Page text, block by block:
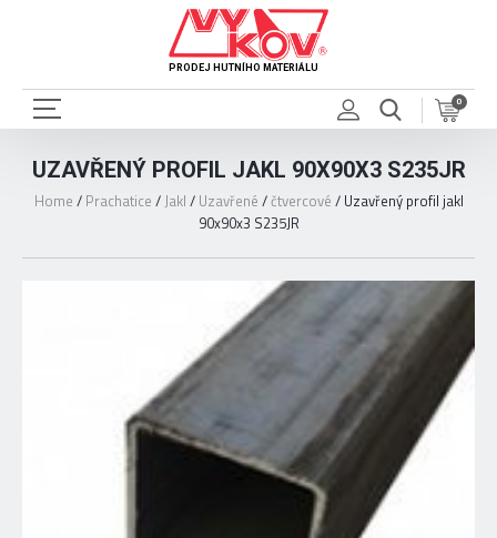
PRODEJ HUTNÍHO MATERIÁLU
0
UZAVŘENÝ PROFIL JAKL 90X90X3 S235JR
Home / Prachatice /Jakl / Uzavřené /čtvercové / Uzavřený profil jakl
90x90x3 S235JR